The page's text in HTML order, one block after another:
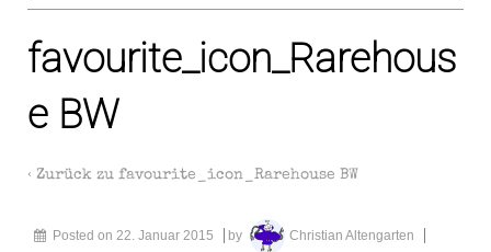
favourite_icon_Rarehous
e BW
‹ Zurück zu favourite_icon_Rarehouse BW
Posted on 22. Januar 2015 by Christian Altengarten